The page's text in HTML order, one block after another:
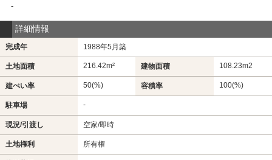
-
詳細情報
完成年 1988年5月築
土地面積 216.42m² 建物面積 108.23m2
建ぺい率 50(%) 容積率 100(%)
駐車場 -
現況/引渡し 空家/即時
土地権利 所有権